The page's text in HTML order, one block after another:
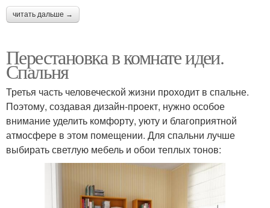
читать дальше →
Перестановка в комнате идеи.
Спальня
Третья часть человеческой жизни проходит в спальне.
Поэтому, создавая дизайн-проект, нужно особое
внимание уделить комфорту, уюту и благоприятной
атмосфере в этом помещении. Для спальни лучше
выбирать светлую мебель и обои теплых тонов: